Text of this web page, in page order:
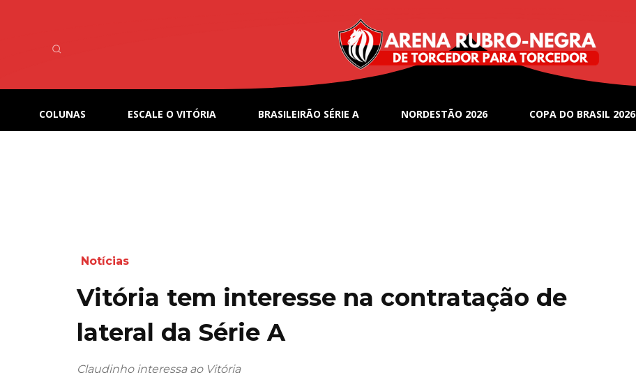
COLUNAS ESCALE O VITÓRIA BRASILEIRÃO SÉRIE A NORDESTÃO 2026 COPA DO BRASIL 2026
Notícias
Vitória tem interesse na contratação de
lateral da Série A
Claudinho interessa ao Vitória